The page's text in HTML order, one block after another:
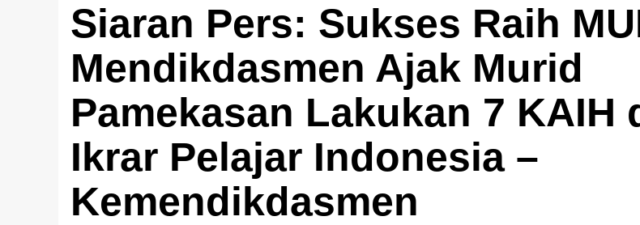
Siaran Pers: Sukses Raih
Mendikdasmen Ajak Murid
Pamekasan Lakukan 7 KAIH
Ikrar Pelajar Indonesia –
Kemendikdasmen